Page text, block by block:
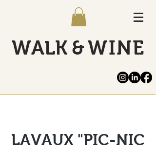
WALK & WINE
LAVAUX "PIC-NIC